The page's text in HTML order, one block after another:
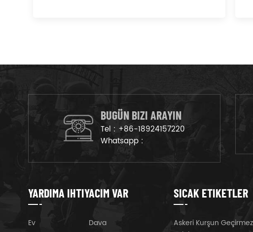
BUGÜN BIZI ARAYIN
Tel : +86-18924157220
Whatsapp :
YARDIMA IHTIYACIM VAR
Ev Dava
SICAK ETIKETLER
Askeri Kurşun Geçirmez